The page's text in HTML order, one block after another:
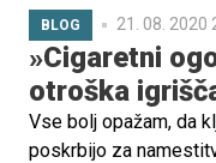
BLOG 21. 08. 2020
»Cigaretni
otroška
Vse bolj opažam, da
poskrbijo za